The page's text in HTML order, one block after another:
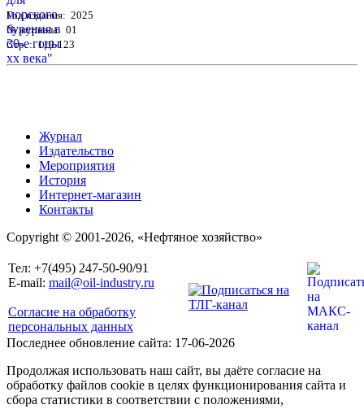
Год издания: 2025
№ журнала: 01
Стр. : 119-123
Журнал
Издательство
Мероприятия
История
Интернет-магазин
Контакты
Copyright © 2001-2026, «Нефтяное хозяйство»
Тел: +7(495) 247-50-90/91
E-mail: mail@oil-industry.ru
Согласие на обработку
персональных данных
Последнее обновление сайта: 17-06-2026
Продолжая использовать наш сайт, вы даёте согласие на
обработку файлов cookie в целях функционирования сайта и
сбора статистики в соответствии с положениями,